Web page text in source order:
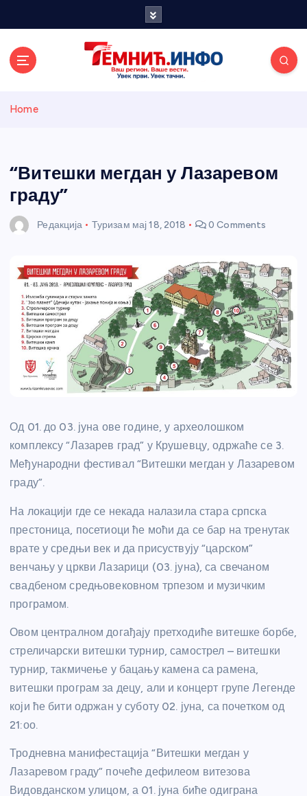
и портал
Home
“Витешки мегдан у Лазаревом
граду”
Редакција Туризам мај 18, 2018 0 Comments
Од 01. до 03. јуна ове године, у археолошком
комплексу “Лазарев град” у Крушевцу, одржаће се 3.
Међународни фестивал “Витешки мегдан у Лазаревом
граду”.
На локацији где се некада налазила стара српска
престоница, посетиоци ће моћи да се бар на тренутак
врате у средњи век и да присуствују “царском”
венчању у цркви Лазарици (03. јуна), са свечаном
свадбеном средњовековном трпезом и музичким
програмом.
Овом централном догађају претходиће витешке борбе,
стреличарски витешки турнир, самострел – витешки
турнир, такмичење у бацању камена са рамена,
витешки програм за децу, али и концерт групе Легенде
који ће бити одржан у суботу 02. јуна, са почетком од
21:оо.
Тродневна манифестација “Витешки мегдан у
Лазаревом граду” почеће дефилеом витезова
Видовданском улицом, а 01. јуна биће одиграна